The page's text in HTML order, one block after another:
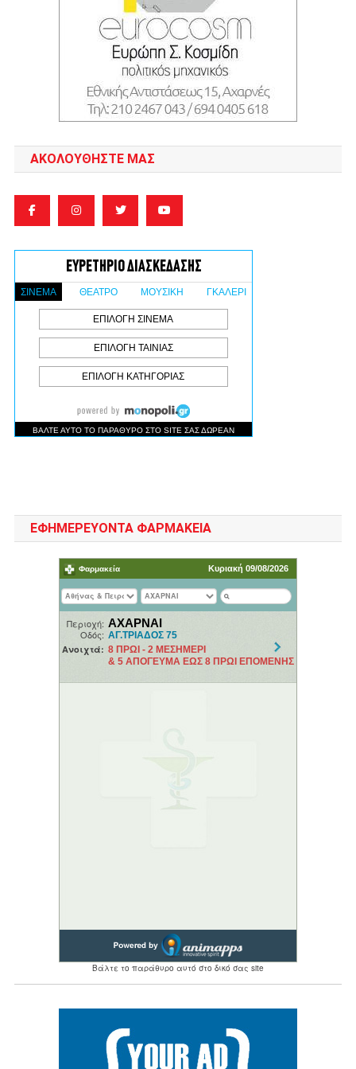
ΑΚΟΛΟΥΘΉΣΤΕ ΜΑΣ
ΕΦΗΜΕΡΕΥΟΝΤΑ ΦΑΡΜΑΚΕΙΑ